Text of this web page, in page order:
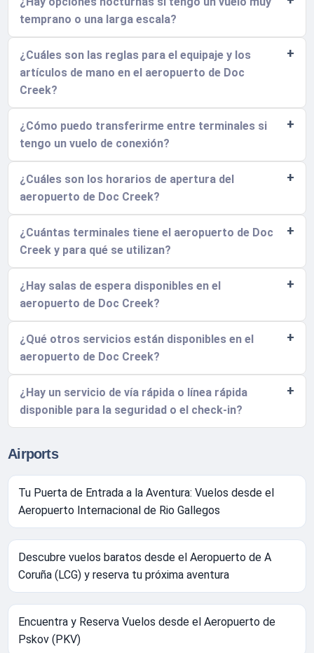
temprano o una larga escala?
¿Cuáles son las reglas para el equipaje y los
artículos de mano en el aeropuerto de Doc
Creek?
¿Cómo puedo transferirme entre terminales si
tengo un vuelo de conexión?
¿Cuáles son los horarios de apertura del
aeropuerto de Doc Creek?
¿Cuántas terminales tiene el aeropuerto de Doc
Creek y para qué se utilizan?
¿Hay salas de espera disponibles en el
aeropuerto de Doc Creek?
¿Qué otros servicios están disponibles en el
aeropuerto de Doc Creek?
¿Hay un servicio de vía rápida o línea rápida
disponible para la seguridad o el check-in?
Airports
Tu Puerta de Entrada a la Aventura: Vuelos desde el
Aeropuerto Internacional de Rio Gallegos
Descubre vuelos baratos desde el Aeropuerto de A
Coruña (LCG) y reserva tu próxima aventura
Encuentra y Reserva Vuelos desde el Aeropuerto de
Pskov (PKV)